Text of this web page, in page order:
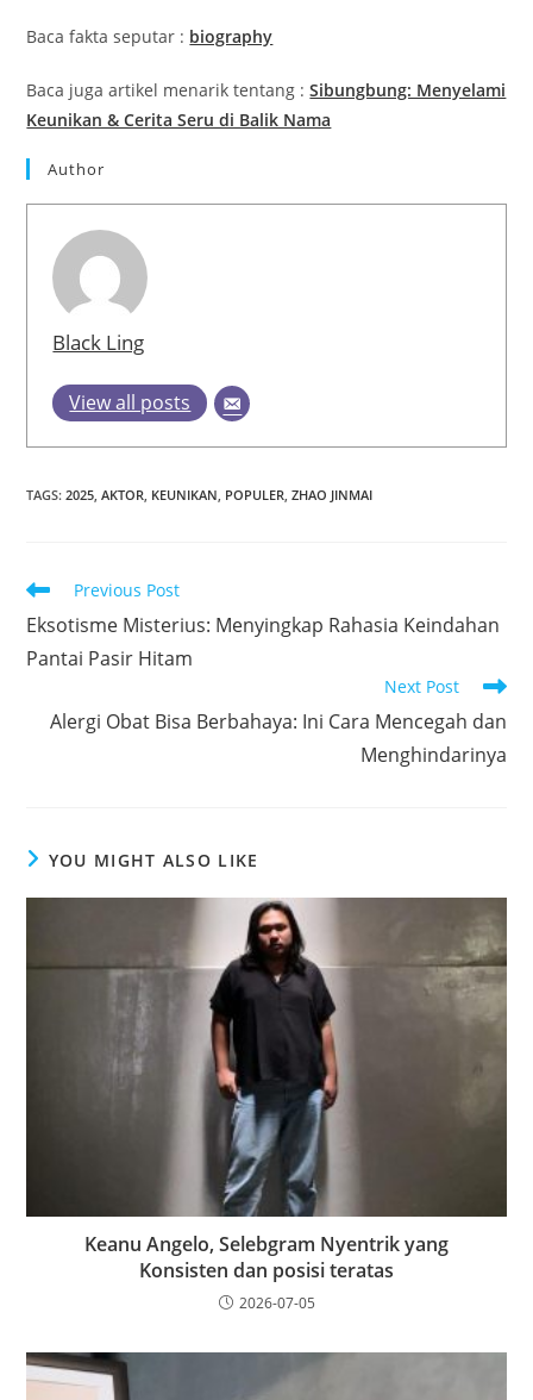
Baca fakta seputar : biography
Baca juga artikel menarik tentang :Sibungbung: Menyelami
Keunikan & Cerita Seru di Balik Nama
Author
Black Ling
View all posts
TAGS:2025 AKTOR KEUNIKAN POPULER ZHAO JINMAI
Read
articles
Previous Post
Eksotisme Misterius: Menyingkap Rahasia Keindahan
Pantai Pasir Hitam
Next Post
Alergi Obat Bisa Berbahaya: Ini Cara Mencegah dan
Menghindarinya
YOU MIGHT ALSO LIKE
Keanu Angelo, Selebgram Nyentrik yang
Konsisten dan posisi teratas
2026-07-05